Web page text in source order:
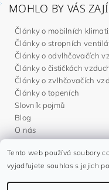
MOHLO BY VÁS
Články o mobilních
Články o stropních
Články o odvlhčovačích
Články o čističkách
Články o zvlhčovačích
Články o topeních
Slovník pojmů
Blog
O nás
Noaton.cz |
Tento web používá soubory
vyjadřujete souhlas s jejich